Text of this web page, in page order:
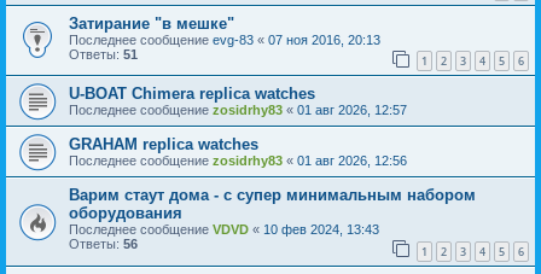
Затирание "в мешке"
Последнее сообщение evg-83 « 07 ноя 2016, 20:13
Ответы: 51 1 2 3 4 5 6
U-BOAT Chimera replica watches
Последнее сообщение zosidrhy83 « 01 авг 2026, 12:57
GRAHAM replica watches
Последнее сообщение zosidrhy83 « 01 авг 2026, 12:56
Варим стаут дома - с супер минимальным набором
оборудования
Последнее сообщение VDVD « 10 фев 2024, 13:43
Ответы: 56 1 2 3 4 5 6